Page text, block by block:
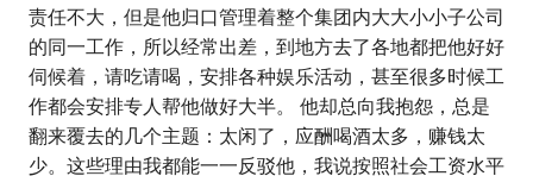
责任不大，但是他归口管理着整个集团内大大小小子公司
的同一工作，所以经常出差，到地方去了各地都把他好好
伺候着，请吃请喝，安排各种娱乐活动，甚至很多时候工
作都会安排专人帮他做好大半。 他却总向我抱怨，总是
翻来覆去的几个主题：太闲了，应酬喝酒太多，赚钱太
少。这些理由我都能一一反驳他，我说按照社会工资水平